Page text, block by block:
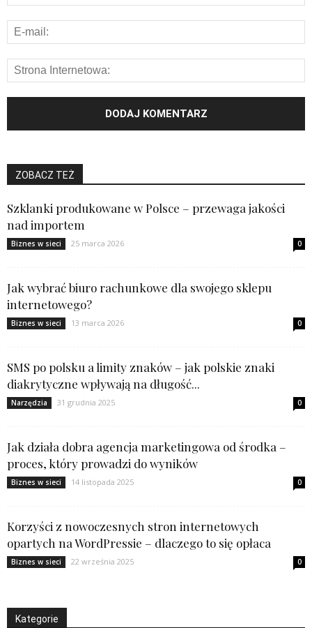
ZOBACZ TEŻ
Szklanki produkowane w Polsce – przewaga jakości
nad importem
Biznes w sieci 25 marca 2026 0
Jak wybrać biuro rachunkowe dla swojego sklepu
internetowego?
Biznes w sieci 13 marca 2026 0
SMS po polsku a limity znaków – jak polskie znaki
diakrytyczne wpływają na długość...
Narzędzia 31 grudnia 2025 0
Jak działa dobra agencja marketingowa od środka –
proces, który prowadzi do wyników
Biznes w sieci 14 listopada 2025 0
Korzyści z nowoczesnych stron internetowych
opartych na WordPressie – dlaczego to się opłaca
Biznes w sieci 22 września 2025 0
Kategorie